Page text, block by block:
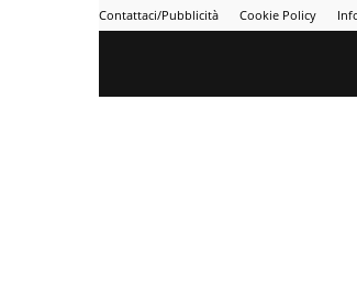
Contattaci/Pubblicità Cookie Policy